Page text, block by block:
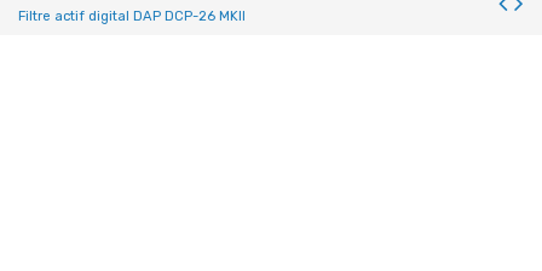
Filtre actif digital DAP DCP-26 MKII